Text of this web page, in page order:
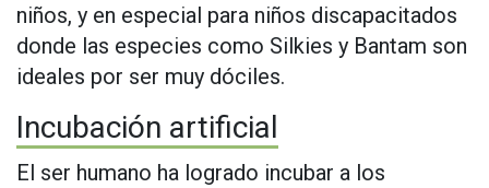
niños, y en especial para niños discapacitados
donde las especies como Silkies y Bantam son
ideales por ser muy dóciles.
Incubación artificial
El ser humano ha logrado incubar a los